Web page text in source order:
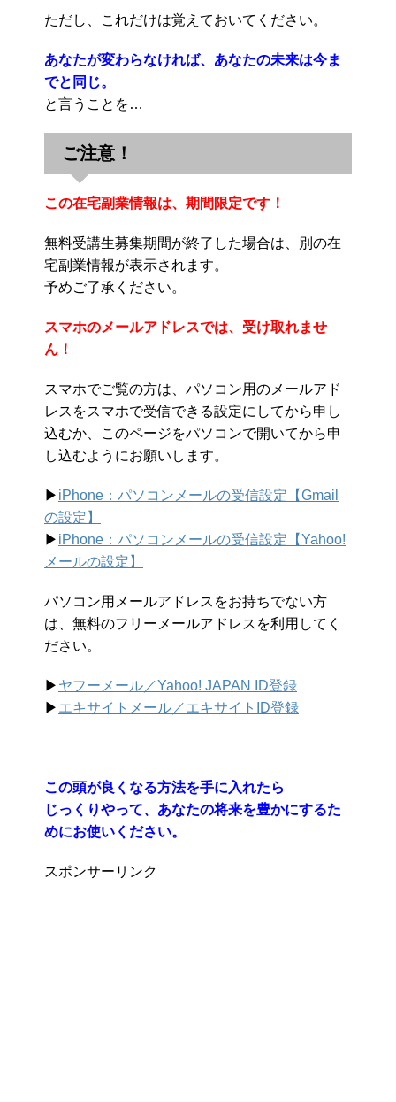
ただし、これだけは覚えておいてください。
あなたが変わらなければ、あなたの未来は今ま
でと同じ。
と言うことを…
ご注意！
この在宅副業情報は、期間限定です！
無料受講生募集期間が終了した場合は、別の在
宅副業情報が表示されます。
予めご了承ください。
スマホのメールアドレスでは、受け取れませ
ん！
スマホでご覧の方は、パソコン用のメールアド
レスをスマホで受信できる設定にしてから申し
込むか、このページをパソコンで開いてから申
し込むようにお願いします。
▶︎ iPhone：パソコンメールの受信設定【Gmail
の設定】
▶︎ iPhone：パソコンメールの受信設定【Yahoo!
メールの設定】
パソコン用メールアドレスをお持ちでない方
は、無料のフリーメールアドレスを利用してく
ださい。
▶︎ ヤフーメール／Yahoo! JAPAN ID登録
▶︎ エキサイトメール／エキサイトID登録
この頭が良くなる方法を手に入れたら
じっくりやって、あなたの将来を豊かにするた
めにお使いください。
スポンサーリンク